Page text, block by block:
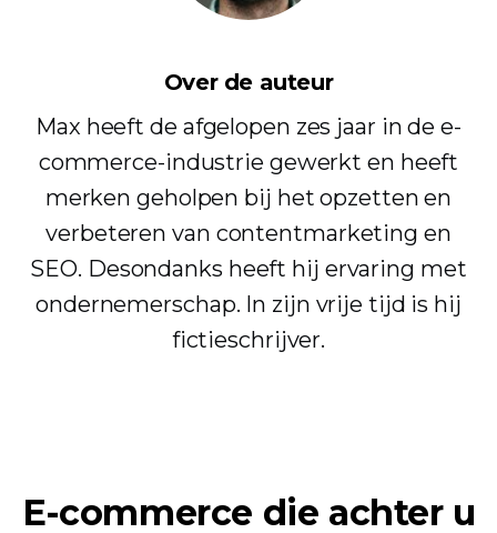
Over de auteur
Max heeft de afgelopen zes jaar in de e-
commerce-industrie gewerkt en heeft
merken geholpen bij het opzetten en
verbeteren van contentmarketing en
SEO. Desondanks heeft hij ervaring met
ondernemerschap. In zijn vrije tijd is hij
fictieschrijver.
E-commerce die achter u